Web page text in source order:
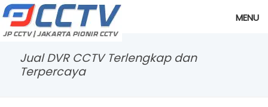
MENU
Jual DVR CCTV Terlengkap dan
Terpercaya